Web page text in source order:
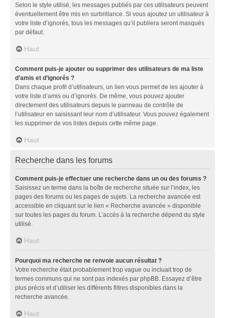
Selon le style utilisé, les messages publiés par ces utilisateurs peuvent
éventuellement être mis en surbrillance. Si vous ajoutez un utilisateur à
votre liste d’ignorés, tous les messages qu’il publiera seront masqués
par défaut.
Haut
Comment puis-je ajouter ou supprimer des utilisateurs de ma liste
d’amis et d’ignorés ?
Dans chaque profil d’utilisateurs, un lien vous permet de les ajouter à
votre liste d’amis ou d’ignorés. De même, vous pouvez ajouter
directement des utilisateurs depuis le panneau de contrôle de
l’utilisateur en saisissant leur nom d’utilisateur. Vous pouvez également
les supprimer de vos listes depuis cette même page.
Haut
Recherche dans les forums
Comment puis-je effectuer une recherche dans un ou des forums ?
Saisissez un terme dans la boîte de recherche située sur l’index, les
pages des forums ou les pages de sujets. La recherche avancée est
accessible en cliquant sur le lien « Recherche avancée » disponible
sur toutes les pages du forum. L’accès à la recherche dépend du style
utilisé.
Haut
Pourquoi ma recherche ne renvoie aucun résultat ?
Votre recherche était probablement trop vague ou incluait trop de
termes communs qui ne sont pas indexés par phpBB. Essayez d’être
plus précis et d’utiliser les différents filtres disponibles dans la
recherche avancée.
Haut